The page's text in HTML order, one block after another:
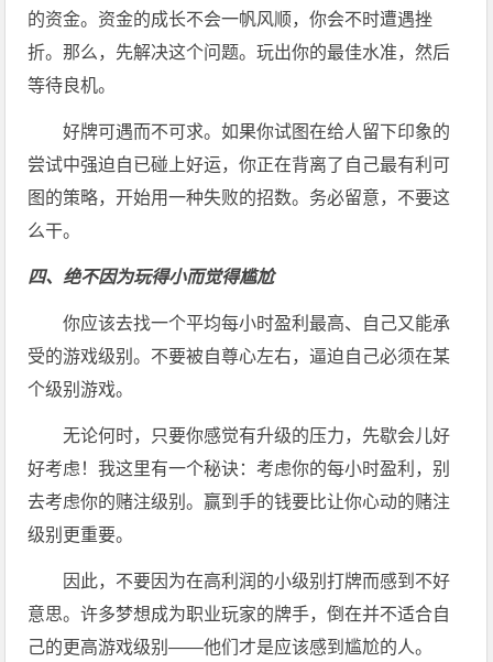
的资金。资金的成长不会一帆风顺，你会不时遭遇挫
折。那么，先解决这个问题。玩出你的最佳水准，然后
等待良机。
好牌可遇而不可求。如果你试图在给人留下印象的
尝试中强迫自已碰上好运，你正在背离了自己最有利可
图的策略，开始用一种失败的招数。务必留意，不要这
么干。
四、绝不因为玩得小而觉得尴尬
你应该去找一个平均每小时盈利最高、自己又能承
受的游戏级别。不要被自尊心左右，逼迫自己必须在某
个级别游戏。
无论何时，只要你感觉有升级的压力，先歇会儿好
好考虑！我这里有一个秘诀：考虑你的每小时盈利，别
去考虑你的赌注级别。赢到手的钱要比让你心动的赌注
级别更重要。
因此，不要因为在高利润的小级别打牌而感到不好
意思。许多梦想成为职业玩家的牌手，倒在并不适合自
己的更高游戏级别——他们才是应该感到尴尬的人。